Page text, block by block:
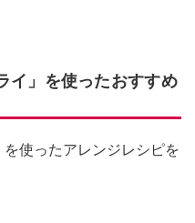
イ」を使ったおすすめ
使ったアレンジレシピを